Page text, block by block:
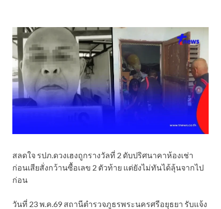
สลดใจ รปภ.ดวงเฮงถูกรางวัลที่ 2 ดับปริศนาคาห้องเช่า
ก่อนเสียสั่งกว้านซื้อเลข 2 ตัวท้าย แต่ยังไม่ทันได้ลุ้นจากไป
ก่อน
วันที่ 23 พ.ค.69 สถานีตำรวจภูธรพระนครศรีอยุธยา รับแจ้ง